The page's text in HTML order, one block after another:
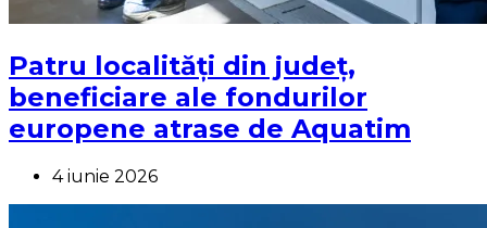
Patru localități din județ,
beneficiare ale fondurilor
europene atrase de Aquatim
4 iunie 2026